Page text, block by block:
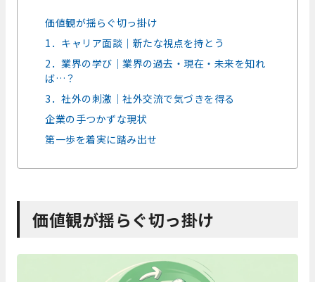
価値観が揺らぐ切っ掛け
1．キャリア面談｜新たな視点を持とう
2．業界の学び｜業界の過去・現在・未来を知れ
ば…？
3．社外の刺激｜社外交流で気づきを得る
企業の手つかずな現状
第一歩を着実に踏み出せ
価値観が揺らぐ切っ掛け